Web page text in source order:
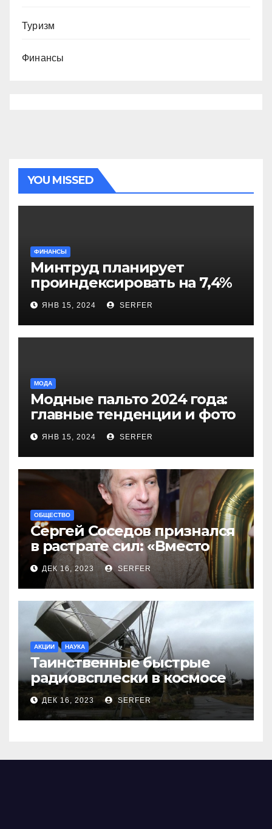
Туризм
Финансы
YOU MISSED
ФИНАНСЫ
Минтруд планирует
проиндексировать на 7,4%
более 40 выплат и
компенсаций
ЯНВ 15, 2024 SERFER
МОДА
Модные пальто 2024 года:
главные тенденции и фото
новинок
ЯНВ 15, 2024 SERFER
ОБЩЕСТВО
Сергей Соседов признался
в растрате сил: «Вместо
меня взяли Пригожина»
ДЕК 16, 2023 SERFER
АКЦИИ НАУКА
Таинственные быстрые
радиовсплески в космосе
сделались все более
странными
ДЕК 16, 2023 SERFER